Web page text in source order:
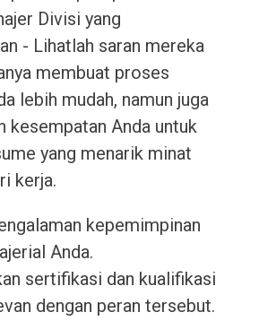
Divisi yang
- Lihatlah saran mereka
membuat proses
lebih mudah, namun juga
kesempatan Anda untuk
yang menarik minat
kerja.
kepemimpinan
Anda.
sertifikasi dan kualifikasi
dengan peran tersebut.